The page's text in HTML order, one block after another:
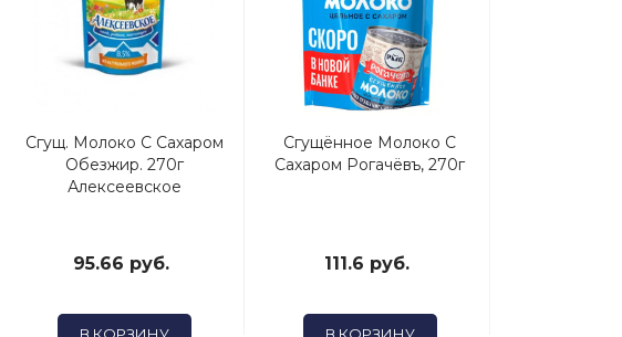
Сгущ. Молоко С Сахаром
Обезжир. 270г
Алексеевское
95.66 руб.
Сгущённое Молоко С
Сахаром Рогачёвъ, 270г
111.6 руб.